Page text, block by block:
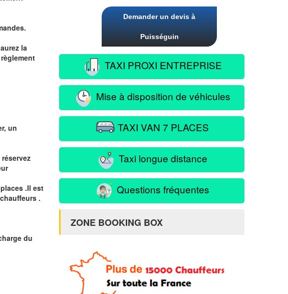
la
un
.Il est
.
du
Demander un devis à
Puisséguin
TAXI PROXI ENTREPRISE
Mise à disposition de véhicules
TAXI VAN 7 PLACES
Taxi longue distance
Questions fréquentes
ZONE BOOKING BOX